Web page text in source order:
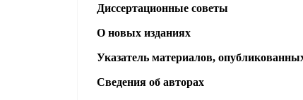
Диссертационные советы
О новых изданиях
Указатель материалов,
Сведения об авторах